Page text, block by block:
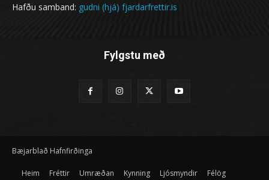
Hafðu samband: gudni (hjá) fjardarfrettir.is
Fylgstu með
Bæjarblað Hafnfirðinga
Heim Fréttir Umræðan Kynning Ljósmyndir Félög